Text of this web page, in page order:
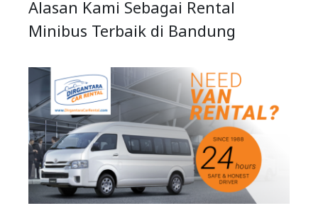
Alasan Kami Sebagai Rental
Minibus Terbaik di Bandung